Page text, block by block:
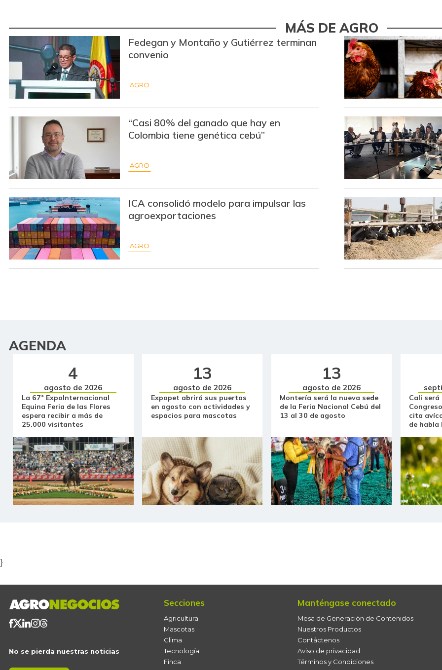
Bocachico criollo fresco
Bocachico importado
Bola de brazo de res
Bola de pierna de res
Bota de res
Brazo con hueso de cerdo
Brazo sin hueso de cerdo
Café instantáneo
Café molido
Carne de cerdo en canal
Cebolla larga
Cebollín chino
Centro de pierna de res
Chocolate dulce
Chócolo mazorca
Cilantro
Costilla de res
Curuba larga
Espinaca
MÁS DE AGRO
Fedegan y Montaño y Gutiérrez terminan
convenio
AGRO
“Casi 80% del ganado que hay en
Colombia tiene genética cebú”
AGRO
ICA consolidó modelo para impulsar las
agroexportaciones
AGRO
AGENDA
4
agosto de 2026
La 67ª ExpoInternacional
Equina Feria de las Flores
espera recibir a más de
25.000 visitantes
13
agosto de 2026
Expopet abrirá sus puertas
en agosto con actividades y
espacios para mascotas
13
agosto de 2026
Montería será la nueva sede
de la Feria Nacional Cebú del
13 al 30 de agosto
Cali será
cita
de habla
}
No se pierda nuestras noticias
Secciones
Agricultura
Mascotas
Clima
Tecnología
Finca
Manténgase conectado
Mesa de Generación de Contenidos
Nuestros Productos
Contáctenos
Aviso de privacidad
Términos y Condiciones